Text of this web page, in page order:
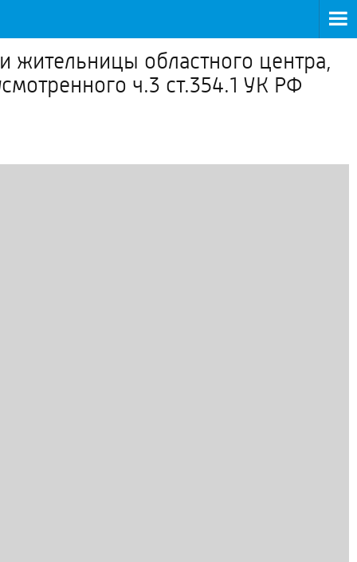
жительницы областного центра,
ч.3 ст.354.1 УК РФ